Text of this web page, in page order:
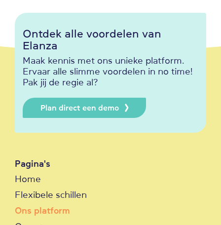
Ontdek alle voordelen van
Elanza
Maak kennis met ons unieke platform.
Ervaar alle slimme voordelen in no time!
Pak jij de regie al?
Plan direct een demo
Pagina's
Home
Flexibele schillen
Ons platform